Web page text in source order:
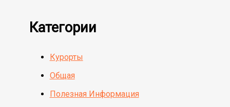
Категории
Курорты
Общая
Полезная Информация